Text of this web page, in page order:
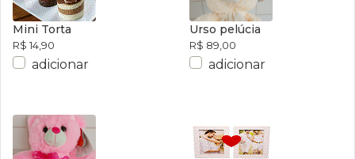
Mini Torta
R$ 14,90
adicionar
Urso pelúcia
R$ 89,00
adicionar